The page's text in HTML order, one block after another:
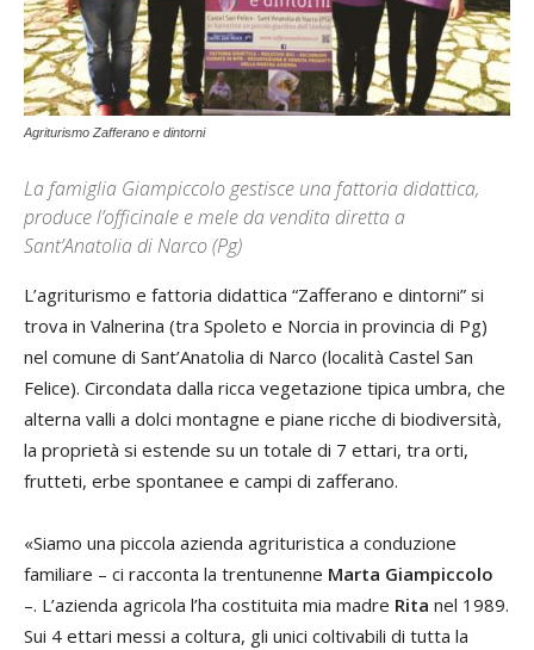
Agriturismo Zafferano e dintorni
La famiglia Giampiccolo gestisce una fattoria didattica,
produce l’officinale e mele da vendita diretta a
Sant’Anatolia di Narco (Pg)
L’agriturismo e fattoria didattica “Zafferano e dintorni” si
trova in Valnerina (tra Spoleto e Norcia in provincia di Pg)
nel comune di Sant’Anatolia di Narco (località Castel San
Felice). Circondata dalla ricca vegetazione tipica umbra, che
alterna valli a dolci montagne e piane ricche di biodiversità,
la proprietà si estende su un totale di 7 ettari, tra orti,
frutteti, erbe spontanee e campi di zafferano.
«Siamo una piccola azienda agrituristica a conduzione
familiare – ci racconta la trentunenne Marta Giampiccolo
–. L’azienda agricola l’ha costituita mia madre Rita nel 1989.
Sui 4 ettari messi a coltura, gli unici coltivabili di tutta la